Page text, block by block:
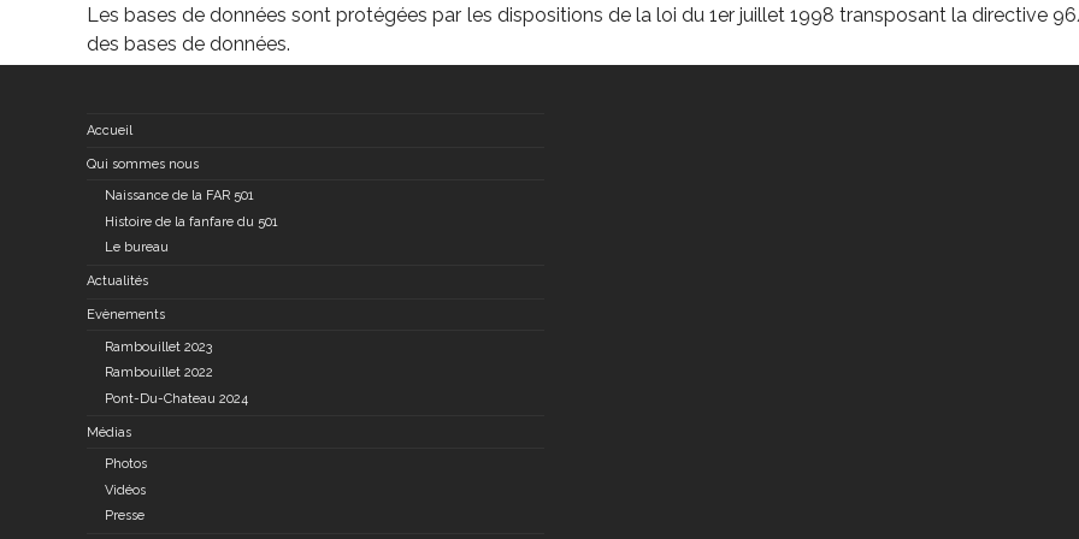
Les bases de données sont protégées par les dispositions de la loi du 1er juillet 1998 transposant la directive
des bases de données.
Accueil
Qui sommes nous
Naissance de la FAR 501
Histoire de la fanfare du 501
Le bureau
Actualités
Evènements
Rambouillet 2023
Rambouillet 2022
Pont-Du-Chateau 2024
Médias
Photos
Vidéos
Presse